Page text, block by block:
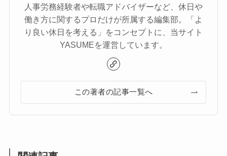
人事労務経験者や転職アドバイザーなど、休日や
働き方に関するプロだけが所属する編集部。「よ
り良い休日を考える」をコンセプトに、当サイト
YASUMEを運営しています。
この著者の記事一覧へ